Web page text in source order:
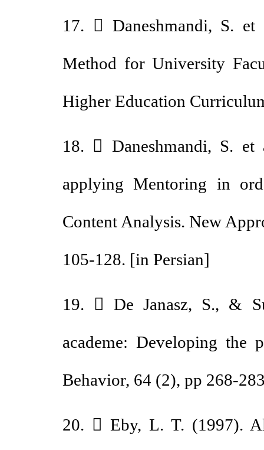
17.  Daneshmandi, S.
Method for University
Higher Education
18.  Daneshmandi, S.
applying Mentoring in
Content Analysis. New
105-128. [in Persian]
19.  De Janasz, S., &
academe: Developing
Behavior, 64 (2), pp 268-
20.  Eby, L. T. (1997).